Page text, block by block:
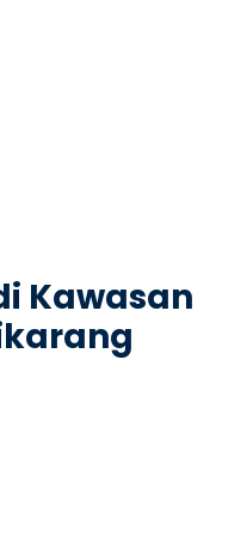
Kawasan